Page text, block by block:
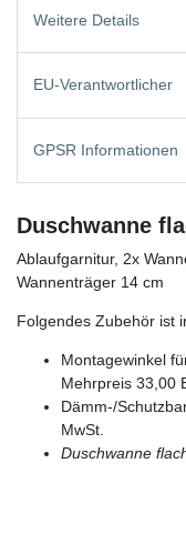
Weitere Details
EU-Verantwortlicher
GPSR Informationen
Duschwanne
Ablaufgarnitur, 2x
Wannenträger 14 cm
Folgendes Zubehör ist
Montagewinkel
Mehrpreis 33,00
Dämm-/
MwSt.
Duschwanne